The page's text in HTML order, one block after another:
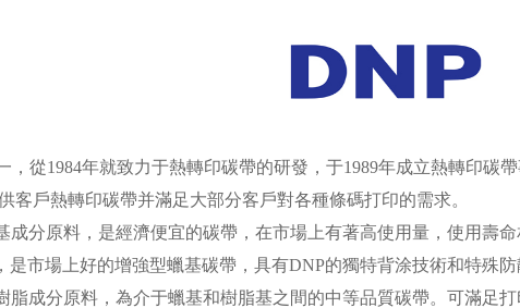
，從1984年就致力于熱轉印碳帶的研發，于1989年成立熱轉印碳
客戶熱轉印碳帶并滿足大部分客戶對各種條碼打印的需求。
成分原料，是經濟便宜的碳帶，在市場上有著高使用量，使用壽
是市場上好的增強型蠟基碳帶，具有DNP的獨特背涂技術和特殊
脂成分原料，為介于蠟基和樹脂基之間的中等品質碳帶。可滿足